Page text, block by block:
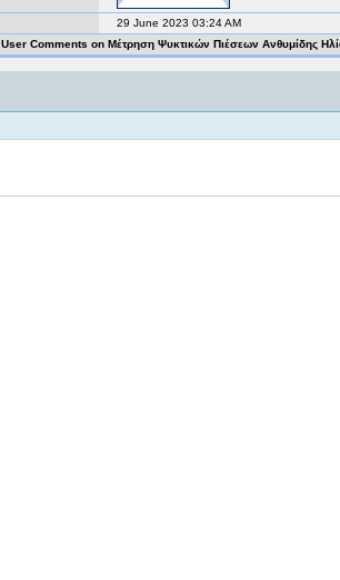
29 June 2023 03:24 AM
User Comments on Μέτρηση Ψυκτικών Πιέσεων Ανθυμίδης